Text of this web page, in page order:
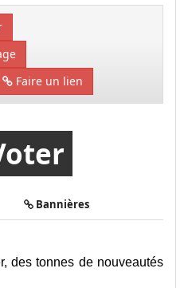
Faire un lien
Bannières
des tonnes de nouveautés